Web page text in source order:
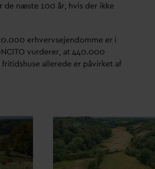
næste 100 år, hvis der ikke
erhvervsejendomme er i
vurderer, at 440.000
allerede er påvirket af